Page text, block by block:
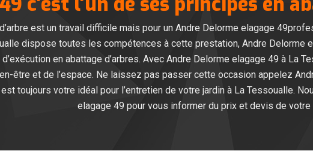
est un travail difficile mais pour un Andre Delorme elagage
dispose toutes les compétences à cette prestation, Andre
en abattage d’arbres. Avec Andre Delorme elagage 49 à La
être et de l’espace. Ne laissez pas passer cette occasion appelez
toujours votre idéal pour l’entretien de votre jardin à La Tessoualle.
elagage 49 pour vous informer du prix et devis de votre